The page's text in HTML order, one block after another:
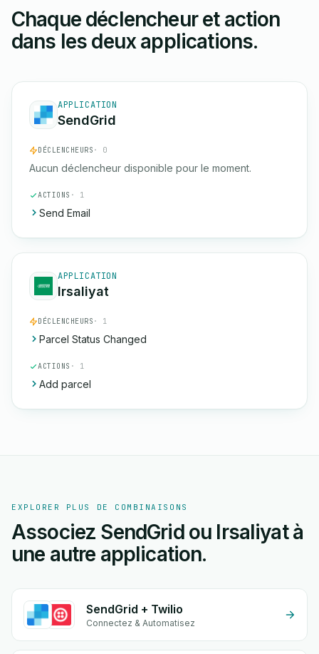
Chaque déclencheur et action
dans les deux applications.
APPLICATION
SendGrid
DÉCLENCHEURS · 0
Aucun déclencheur disponible pour le moment.
ACTIONS · 1
Send Email
APPLICATION
Irsaliyat
DÉCLENCHEURS · 1
Parcel Status Changed
ACTIONS · 1
Add parcel
EXPLORER PLUS DE COMBINAISONS
Associez SendGrid ou Irsaliyat à
une autre application.
SendGrid + Twilio
Connectez & Automatisez